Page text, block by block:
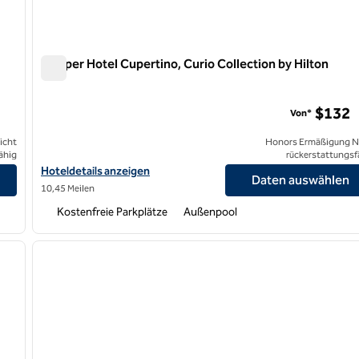
Francisco anzeigen
Juniper Hotel Cupertino, Curio Collection by Hilton
Hoteldetails für Juniper Hotel Cupertino, Curio Collection by
Hoteldetails anzeigen
10,45 Meilen
Von* $132
Honors Ermäßigung
Daten auswählen
Kostenfreie Parkplätze Außenpool
nächstes Bild
1 von 12